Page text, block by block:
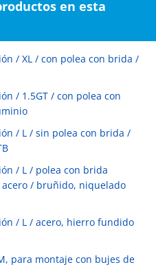
en esta
/ XL / con polea con brida /
/ 1.5GT / con polea con
/ L / sin polea con brida /
/ L / polea con brida
/ bruñido, niquelado
/ L / acero, hierro fundido
para montaje con bujes de